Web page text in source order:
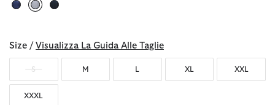
Size / Visualizza La Guida Alle Taglie
S M L XL XXL
XXXL